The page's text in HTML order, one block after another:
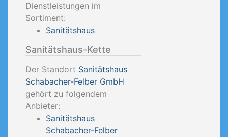
Dienstleistungen im
Sortiment:
Sanitätshaus
Sanitätshaus-Kette
Der Standort Sanitätshaus
Schabacher-Felber GmbH
gehört zu folgendem
Anbieter:
Sanitätshaus
Schabacher-Felber